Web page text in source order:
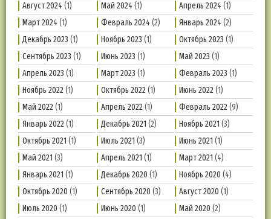
Август 2024 (1) Май 2024 (1) Апрель 2024 (1)
Март 2024 (1) Февраль 2024 (2) Январь 2024 (2)
Декабрь 2023 (1) Ноябрь 2023 (1) Октябрь 2023 (1)
Сентябрь 2023 (1) Июнь 2023 (1) Май 2023 (1)
Апрель 2023 (1) Март 2023 (1) Февраль 2023 (1)
Ноябрь 2022(1) Октябрь 2022(1) Июнь 2022(1)
Май 2022(1) Апрель 2022(1) Февраль 2022(9)
Январь 2022(1) Декабрь 2021 (2) Ноябрь 2021 (3)
Октябрь 2021 (1) Июль 2021 (3) Июнь 2021 (1)
Май 2021 (3) Апрель 2021 (1) Март 2021 (4)
Январь 2021 (1) Декабрь 2020 (1) Ноябрь 2020 (4)
Октябрь 2020 (1) Сентябрь 2020 (3) Август 2020 (1)
Июль 2020 (1) Июнь 2020 (1) Май 2020 (2)